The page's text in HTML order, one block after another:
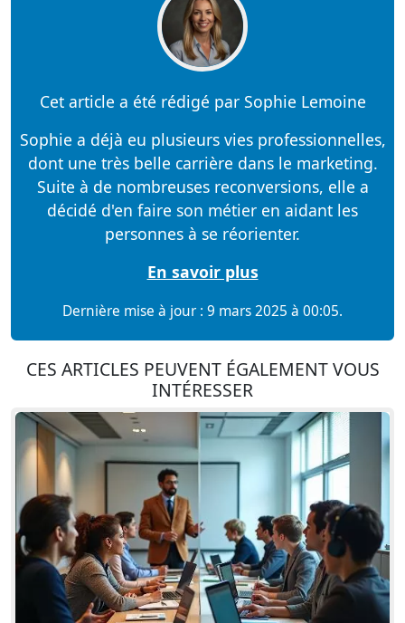
Cet article a été rédigé par Sophie Lemoine
Sophie a déjà eu plusieurs vies professionnelles,
dont une très belle carrière dans le marketing.
Suite à de nombreuses reconversions, elle a
décidé d'en faire son métier en aidant les
personnes à se réorienter.
En savoir plus
Dernière mise à jour : 9 mars 2025 à 00:05.
CES ARTICLES PEUVENT ÉGALEMENT VOUS
INTÉRESSER